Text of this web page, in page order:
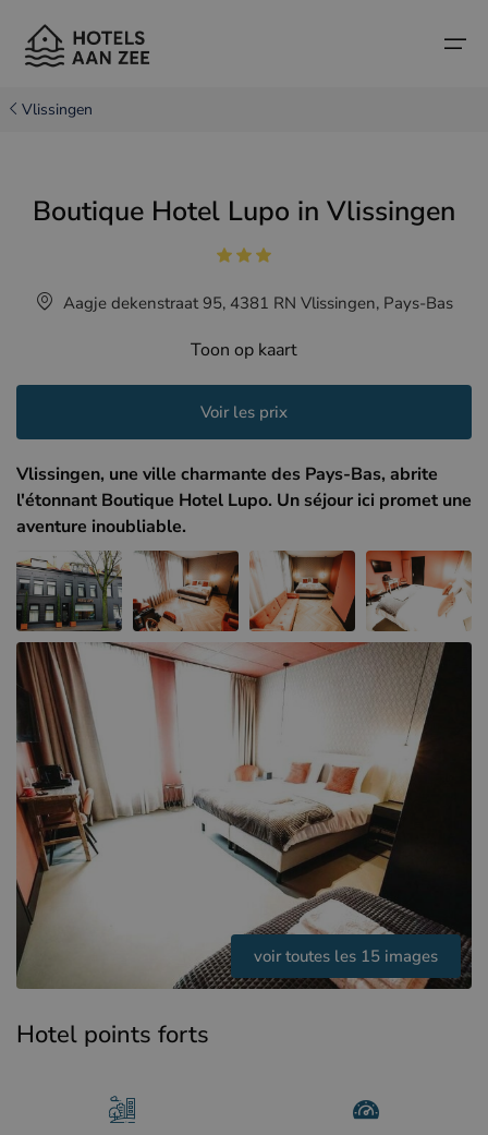
Villes balnéaires populaires
Villes balnéaires populaires
Hôtels à Knokke (BE)
Hôtels à Bruges (BE)
Hôtels à Blankenberge (BE)
Hôtels à Middelkerke (BE)
Hôtels à Sluis (NL)
Hôtels à Renesse (NL)
Hôtels à Dunkerque (FR)
Pays
Côte néerlandaise
Côte nord de la France
Hôtels-boutiques
Vlissingen
Boutique Hotel Lupo in Vlissingen
Aagje dekenstraat 95, 4381 RN Vlissingen, Pays-Bas
Toon op kaart
Voir les prix
Vlissingen, une ville charmante des Pays-Bas, abrite
l'étonnant Boutique Hotel Lupo. Un séjour ici promet une
aventure inoubliable.
voir toutes les 15 images
Hotel points forts